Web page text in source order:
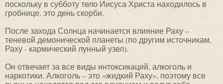
поскольку в субботу тело Иисуса Христа находилось в
гробнице, это день скорби.
После захода Солнца начинается влияние Раху –
теневой демонической планеты (по другим источникам,
Раху - кармический лунный узел).
Он отвечает за все виды интоксикаций, алкоголь и
наркотики. Алкоголь – это «жидкий Раху», поэтому все